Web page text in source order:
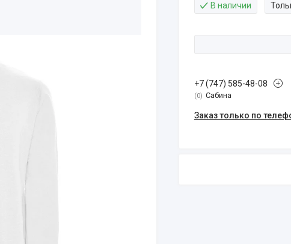
В наличии
+7 (747) 585-48-08
0 Сабина
Заказ только по